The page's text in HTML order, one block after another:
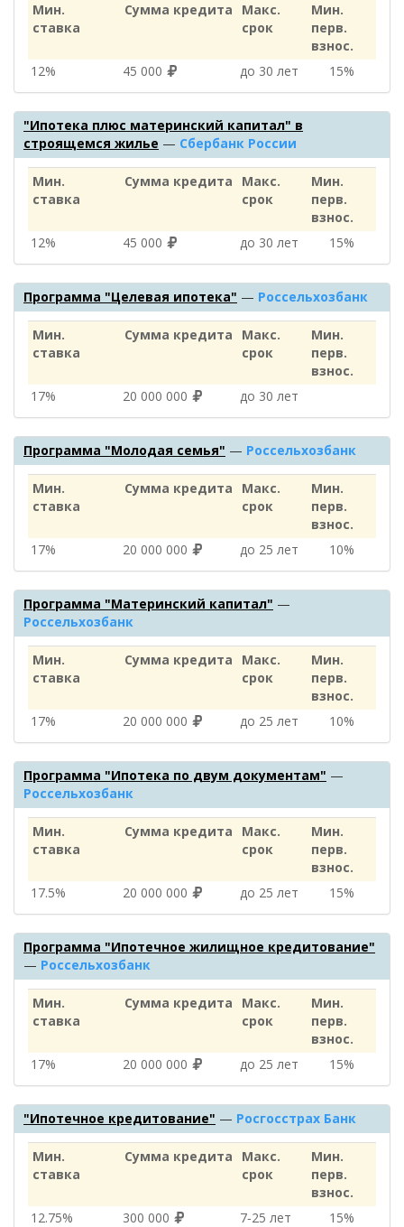
Мин.
ставка
Сумма кредита
Макс.
срок
Мин.
перв.
взнос.
12%
45 000 до 30 лет 15%
"Ипотека плюс материнский капитал" в
строящемся жилье — Сбербанк России
Мин.
ставка
Сумма кредита
Макс.
срок
Мин.
перв.
взнос.
12%
45 000 до 30 лет 15%
Программа "Целевая ипотека" — Россельхозбанк
Мин.
ставка
Сумма кредита
Макс.
срок
Мин.
перв.
взнос.
17%
20 000 000 до 30 лет
Программа "Молодая семья" — Россельхозбанк
Мин.
ставка
Сумма кредита
Макс.
срок
Мин.
перв.
взнос.
17%
20 000 000 до 25 лет 10%
Программа "Материнский капитал" —
Россельхозбанк
Мин.
ставка
Сумма кредита
Макс.
срок
Мин.
перв.
взнос.
17%
20 000 000 до 25 лет 10%
Программа "Ипотека по двум документам" —
Россельхозбанк
Мин.
ставка
Сумма кредита
Макс.
срок
Мин.
перв.
взнос.
17.5%
20 000 000 до 25 лет 15%
Программа "Ипотечное жилищное кредитование"
— Россельхозбанк
Мин.
ставка
Сумма кредита
Макс.
срок
Мин.
перв.
взнос.
17%
20 000 000 до 25 лет 15%
"Ипотечное кредитование" — Росгосстрах Банк
Мин.
ставка
Сумма кредита
Макс.
срок
Мин.
перв.
взнос.
12.75%
300 000 7‑25 лет 15%